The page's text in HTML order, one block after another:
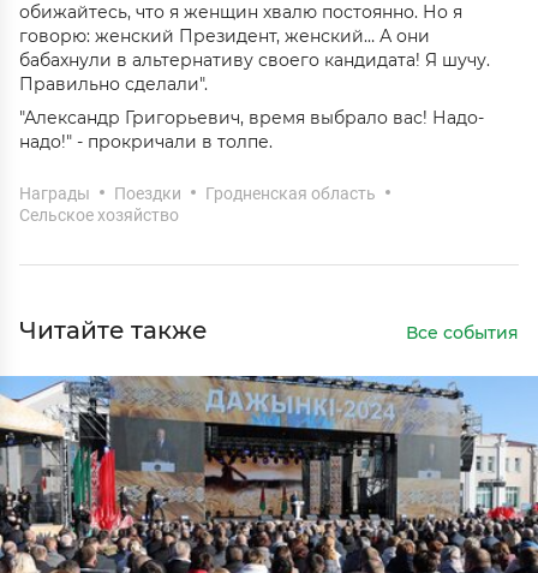
обижайтесь, что я женщин хвалю постоянно. Но я
говорю: женский Президент, женский… А они
бабахнули в альтернативу своего кандидата! Я шучу.
Правильно сделали".
"Александр Григорьевич, время выбрало вас! Надо-
надо!" - прокричали в толпе.
Награды Поездки
Гродненская область
Сельское хозяйство
Читайте также Все события